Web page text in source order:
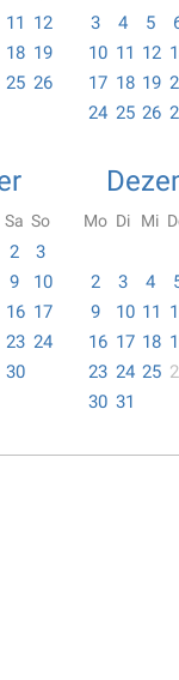
11 12
18 19
25 26
3
4 5
10 11 12
17 18 19
24 25 26
Sa So
2
3
9
10
16 17
23 24
30
Mo Di Mi
2
3 4
9
10 11
16 17 18
23 24 25
30 31